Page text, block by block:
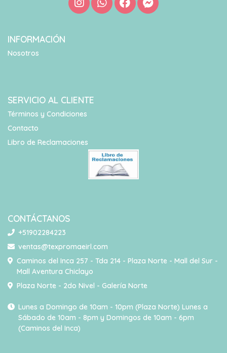
INFORMACIÓN
Nosotros
SERVICIO AL CLIENTE
Términos y Condiciones
Contacto
Libro de Reclamaciones
CONTÁCTANOS
+51902284223
ventas@texpromaeirl.com
Caminos del Inca 257 - Tda 214 - Plaza Norte - Mall del Sur -
Mall Aventura Chiclayo
Plaza Norte - 2do Nivel - Galería Norte
Lunes a Domingo de 10am - 10pm (Plaza Norte) Lunes a
Sábado de 10am - 8pm y Domingos de 10am - 6pm
(Caminos del Inca)